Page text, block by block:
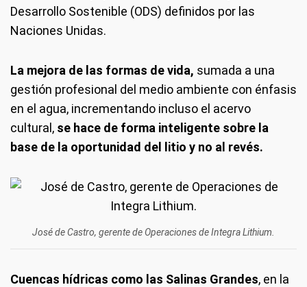
Desarrollo Sostenible (ODS) definidos por las
Naciones Unidas.
La mejora de las formas de vida, sumada a una
gestión profesional del medio ambiente con énfasis
en el agua, incrementando incluso el acervo
cultural, se hace de forma inteligente sobre la
base de la oportunidad del litio y no al revés.
José de Castro, gerente de Operaciones de Integra Lithium.
Cuencas hídricas como las Salinas Grandes, en la